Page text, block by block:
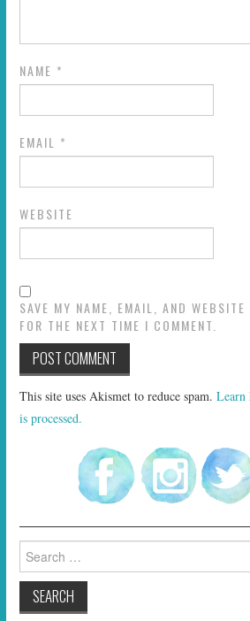
NAME *
EMAIL *
WEBSITE
SAVE MY NAME, EMAIL, AND
FOR THE NEXT TIME I COMMENT.
This site uses Akismet to reduce spam.Learn
is processed.
Search
for: